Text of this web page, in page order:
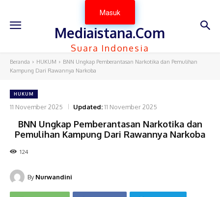
Masuk
Mediaistana.Com
Suara Indonesia
Beranda HUKUM
BNN Ungkap Pemberantasan Narkotika dan Pemulihan
Kampung Dari Rawannya Narkoba
HUKUM
11 November 2025 Updated:11 November 2025
BNN Ungkap Pemberantasan Narkotika dan
Pemulihan Kampung Dari Rawannya Narkoba
124
By Nurwandini